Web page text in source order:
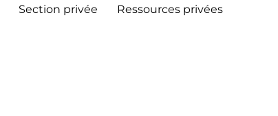
Section privée Ressources privées